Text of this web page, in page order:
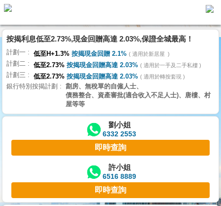
代
理
主
頁
搵
樓/
交
業
主
宅
按揭利息低至2.73%,現金回贈高達 2.03%,保證全城最高！
計劃一 低至H+1.3% 按揭現金回贈 2.1% 適用於新居屋
計劃二 低至2.73% 按揭現金回贈高達 2.03% 適用於一手及二手私樓
計劃三 低至2.73% 按揭現金回贈高達 2.03% 適用於轉按套現
銀行特別按揭計劃
劏房、無稅單的自僱人士、
債務整合、資產審批(適合收入不足人士)、唐樓、村
屋等等
劉小姐
6332 2553
即時查詢
許小姐
6516 8889
即時查詢